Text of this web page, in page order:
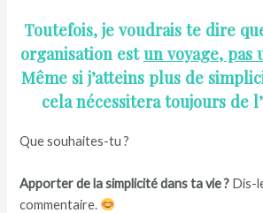
Toutefois, je voudrais te dire
organisation estun voyage, pas
Même si j’atteins plus de
cela nécessitera toujours de
Que souhaites-tu ?
Apporter de la simplicité dans ta vie ? Dis-
commentaire.